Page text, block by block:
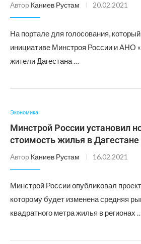
Автор Каниев Рустам 20.02.2021
На портале для голосования,
инициативе Минстроя России и АНО
жители Дагестана …
Экономика
Минстрой России установил
стоимость жилья в Дагестане
Автор Каниев Рустам 16.02.2021
Минстрой России опубликовал
которому будет изменена средняя
квадратного метра жилья в регионах